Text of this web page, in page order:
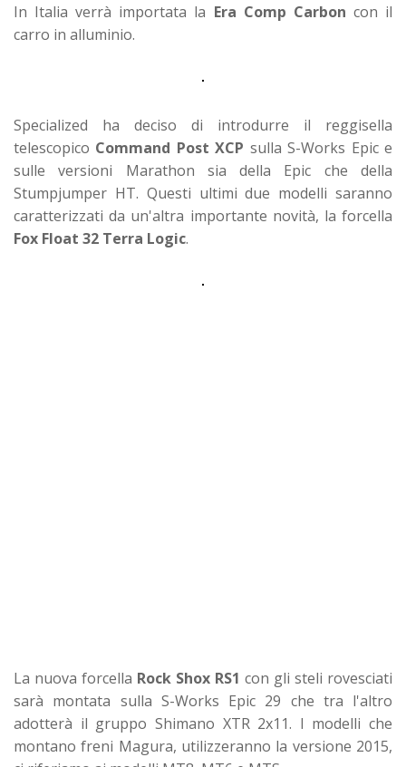
In Italia verrà importata la Era Comp Carbon con il
carro in alluminio.
Specialized ha deciso di introdurre il reggisella
telescopico Command Post XCP sulla S-Works Epic e
sulle versioni Marathon sia della Epic che della
Stumpjumper HT. Questi ultimi due modelli saranno
caratterizzati da un'altra importante novità, la forcella
Fox Float 32 Terra Logic.
La nuova forcella Rock Shox RS1 con gli steli rovesciati
sarà montata sulla S-Works Epic 29 che tra l'altro
adotterà il gruppo Shimano XTR 2x11. I modelli che
montano freni Magura, utilizzeranno la versione 2015,